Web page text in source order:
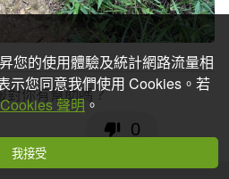
對你有幫助嗎？
0
您的使用體驗及統計網路流量相
示您同意我們使用 Cookies。若
Cookies 聲明 。
我接受